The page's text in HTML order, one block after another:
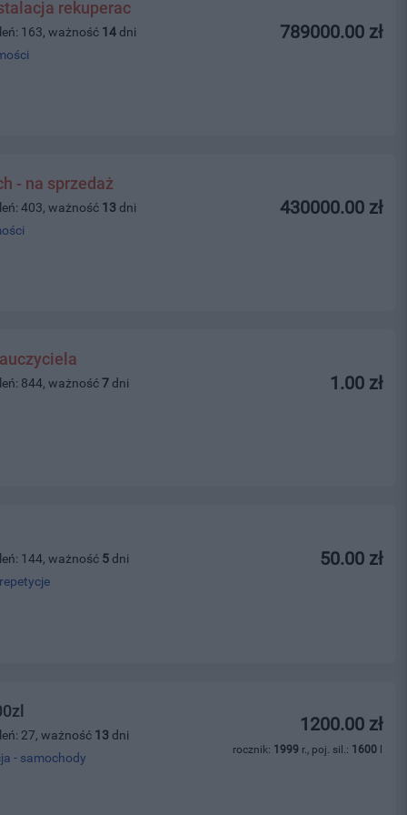
rekuperac
789000.00 zł
163, ważność 14 dni
- na sprzedaż
430000.00 zł
403, ważność 13 dni
1.00 zł
844, ważność7 dni
50.00 zł
144, ważność 5 dni
1200.00 zł
rocznik: 1999 r., poj. sil.: 1600 l
27, ważność 13 dni
- samochody